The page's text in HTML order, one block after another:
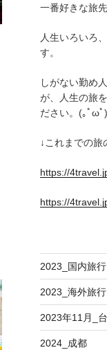
一番好きな旅
人生いろいろ
す。
しがない勤め
が、人生の旅
ださい。(｡ﾟωﾟ
↓これまでの旅
https://
https://
2023_国内旅行
2023_海外旅行
2023年11月_
2024_成都